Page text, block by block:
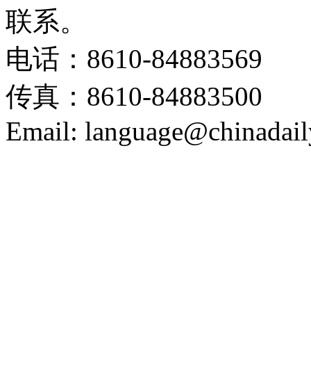
联系。
电话：8610-84883569
传真：8610-84883500
Email: